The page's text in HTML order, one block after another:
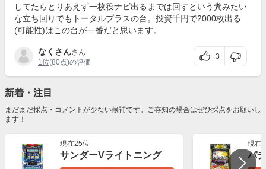
してたらとりあえず一枚役ナビ出るまでは回すという糞みたい
な立ち回りでもトータルプラスの台。投資千円で2000枚出る
(可能性)はこの台が一番だと思います。
なくさんさん
1位(80点)の評価
3
新着・注目
まだまだ採点・コメントが少ない候補です。ご存知の場合はぜひ採点をお願いし
ます！
現在25位
サンダーVライトニング
現在
パ